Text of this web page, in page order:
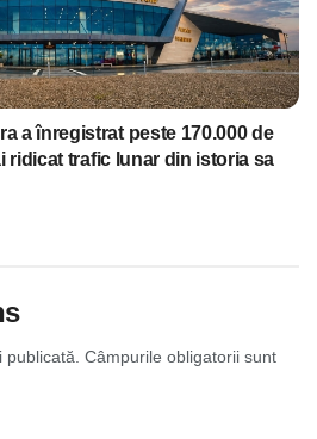
a înregistrat peste 170.000 de
ridicat trafic lunar din istoria sa
publicată. Câmpurile obligatorii sunt